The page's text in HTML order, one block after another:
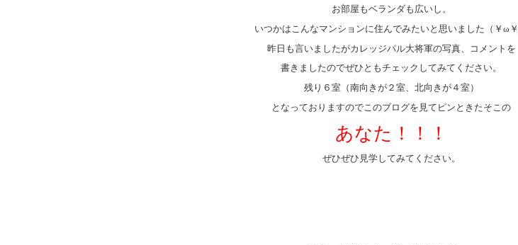
お部屋もベランダも広いし。
いつかはこんなマンションに住んでみたいと思いました（￥ω￥
昨日も言いましたがカレッジパル大将軍の写真、コメントを
書きましたのでぜひともチェックしてみてください。
残り６室（南向きが２室、北向きが４室）
となっておりますのでこのブログを見てピンときたそこの
あなた！！！
ぜひぜひ見学してみてください。